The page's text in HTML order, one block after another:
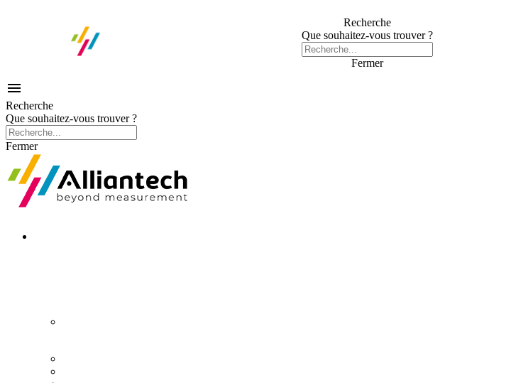
Recherche
Que souhaitez-vous trouver ?
Fermer

Recherche
Que souhaitez-vous trouver ?
Fermer